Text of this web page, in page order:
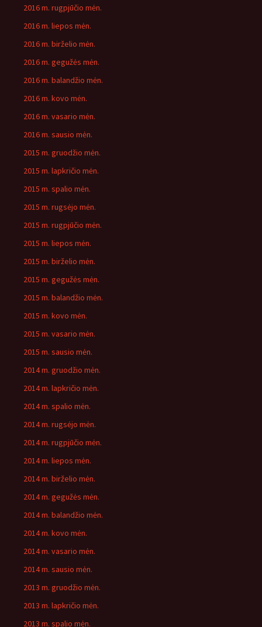
2016 m. rugpjūčio mėn.
2016 m. liepos mėn.
2016 m. birželio mėn.
2016 m. gegužės mėn.
2016 m. balandžio mėn.
2016 m. kovo mėn.
2016 m. vasario mėn.
2016 m. sausio mėn.
2015 m. gruodžio mėn.
2015 m. lapkričio mėn.
2015 m. spalio mėn.
2015 m. rugsėjo mėn.
2015 m. rugpjūčio mėn.
2015 m. liepos mėn.
2015 m. birželio mėn.
2015 m. gegužės mėn.
2015 m. balandžio mėn.
2015 m. kovo mėn.
2015 m. vasario mėn.
2015 m. sausio mėn.
2014 m. gruodžio mėn.
2014 m. lapkričio mėn.
2014 m. spalio mėn.
2014 m. rugsėjo mėn.
2014 m. rugpjūčio mėn.
2014 m. liepos mėn.
2014 m. birželio mėn.
2014 m. gegužės mėn.
2014 m. balandžio mėn.
2014 m. kovo mėn.
2014 m. vasario mėn.
2014 m. sausio mėn.
2013 m. gruodžio mėn.
2013 m. lapkričio mėn.
2013 m. spalio mėn.